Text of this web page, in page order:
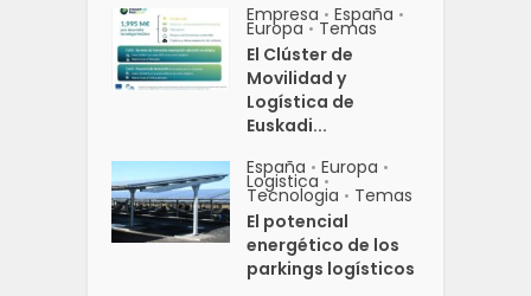
Empresa • España •
Europa • Temas
El Clúster de
Movilidad y
Logística de
Euskadi...
España • Europa •
Logistica •
Tecnologia • Temas
El potencial
energético de los
parkings logísticos